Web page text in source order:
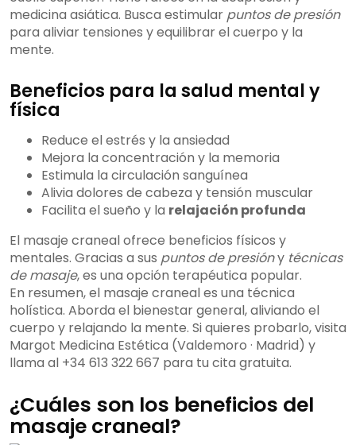
medicina asiática. Busca estimular puntos de presión
para aliviar tensiones y equilibrar el cuerpo y la
mente.
Beneficios para la salud mental y
física
Reduce el estrés y la ansiedad
Mejora la concentración y la memoria
Estimula la circulación sanguínea
Alivia dolores de cabeza y tensión muscular
Facilita el sueño y la relajación profunda
El masaje craneal ofrece beneficios físicos y
mentales. Gracias a sus puntos de presióny técnicas
de masaje, es una opción terapéutica popular.
En resumen, el masaje craneal es una técnica
holística. Aborda el bienestar general, aliviando el
cuerpo y relajando la mente. Si quieres probarlo, visita
Margot Medicina Estética (Valdemoro · Madrid) y
llama al +34 613 322 667 para tu cita gratuita.
¿Cuáles son los beneficios del
masaje craneal?